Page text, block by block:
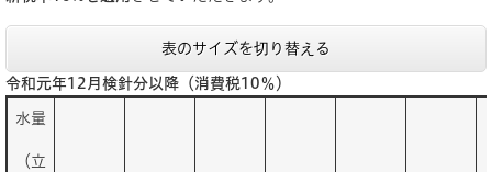
表のサイズを切り替える
令和元年12月検針分以降（消費税10％）
水量
（立